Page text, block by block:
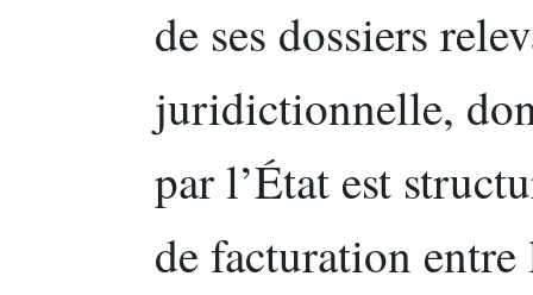
de ses dossiers
juridictionnelle,
par l’État est
de facturation entre